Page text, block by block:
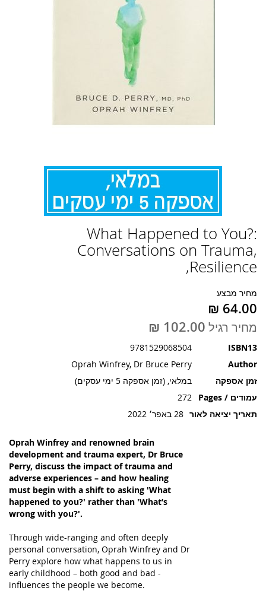
What Happened to You?:
Conversations on Trauma,
Resilience,
מחיר מבצע
מחיר רגיל
ISBN13
9781529068504
Author
Oprah Winfrey, Dr Bruce Perry
זמן אספקה
במלאי, (זמן אספקה 5 ימי עסקים)
עמודים / Pages
272
תאריך יציאה לאור 28 באפר׳ 2022
Oprah Winfrey and renowned brain
development and trauma expert, Dr Bruce
Perry, discuss the impact of trauma and
adverse experiences – and how healing
must begin with a shift to asking 'What
happened to you?' rather than 'What’s
wrong with you?'.
Through wide-ranging and often deeply
personal conversation, Oprah Winfrey and Dr
Perry explore how what happens to us in
early childhood – both good and bad -
influences the people we become.
להתחלה
של
גלריית
תמונות